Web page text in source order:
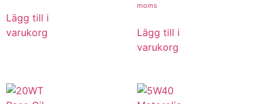
Lägg till i
varukorg
moms
Lägg till i
varukorg